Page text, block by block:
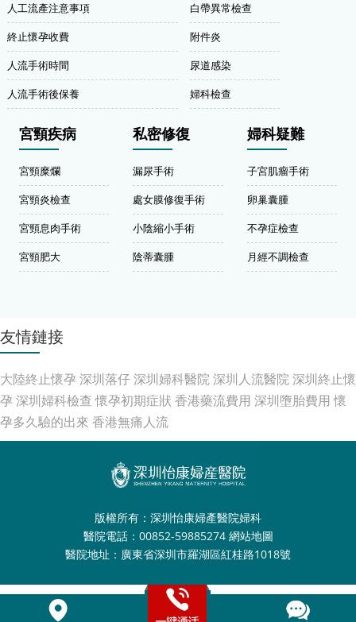
人工流產注意事項
終止懷孕收費
人流手術時間
人流手術後保養
白帶異常檢查
附件炎
尿道感染
婦科檢查
宮頸疾病
宮頸糜爛
宮頸炎檢查
宮頸息肉手術
宮頸肥大
私密修復
漏尿手術
處女膜修復手術
小陰縮小手術
陰蒂囊腫
婦科疑難
子宮肌瘤手術
卵巢囊腫
不孕症檢查
月經不調檢查
友情鏈接
大陸終止懷孕 深圳落仔深圳婦科醫院深圳人流醫院深圳終止懷
孕 深圳婦科檢查 懷孕初期症狀 香港藥流費用 深圳墮胎費用 懷
孕多久驗的出來 香港無痛人流
版權所有：深圳怡康婦產醫院婦科
醫院電話：00852-59885274 網站地圖
醫院地址：廣東省深圳市羅湖區紅桂路1018號